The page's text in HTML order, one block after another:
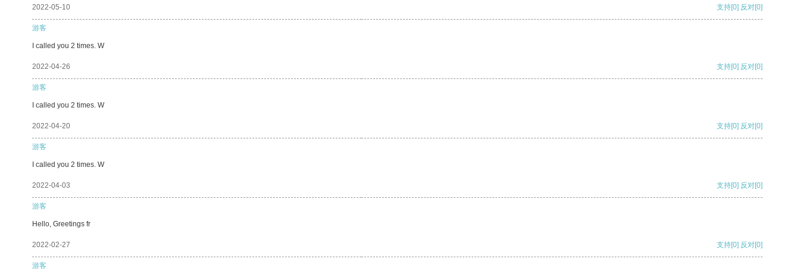
2022-05-10 支持[0] 反对[0]
游客
I called you 2 times. W
2022-04-26 支持[0] 反对[0]
游客
I called you 2 times. W
2022-04-20 支持[0] 反对[0]
游客
I called you 2 times. W
2022-04-03 支持[0] 反对[0]
游客
Hello, Greetings fr
2022-02-27 支持[0] 反对[0]
游客